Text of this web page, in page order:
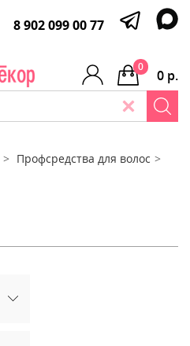
8 902 099 00 77
0 р.
0
Профсредства для волос